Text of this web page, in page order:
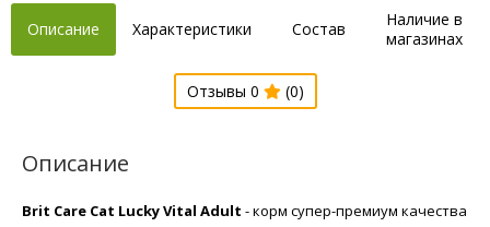
Описание Характеристики Состав
Наличие в
магазинах
Отзывы 0 (0)
Описание
Brit Care Cat Lucky Vital Adult - корм супер-премиум качества